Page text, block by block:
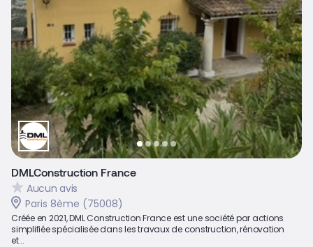
DMLConstruction France
Aucun avis
Paris 8ème (75008)
Créée en 2021, DML Construction France est une société par actions
simplifiée spécialisée dans les travaux de construction, rénovation
et...